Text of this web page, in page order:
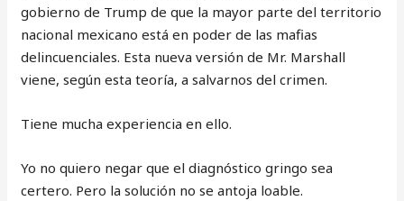
gobierno de Trump de que la mayor parte del territorio
nacional mexicano está en poder de las mafias
delincuenciales. Esta nueva versión de Mr. Marshall
viene, según esta teoría, a salvarnos del crimen.
Tiene mucha experiencia en ello.
Yo no quiero negar que el diagnóstico gringo sea
certero. Pero la solución no se antoja loable.